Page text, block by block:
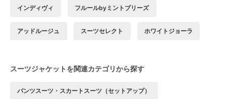
インディヴィ フルールbyミントブリーズ
アッドルージュ スーツセレクト ホワイトジョーラ
スーツジャケットを関連カテゴリから探す
パンツスーツ・スカートスーツ（セットアップ）